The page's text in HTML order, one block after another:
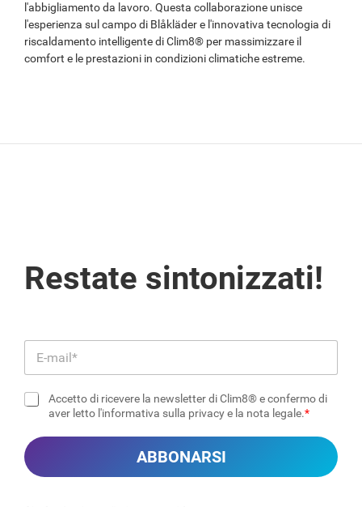
l'abbigliamento da lavoro. Questa collaborazione unisce
l'esperienza sul campo di Blåkläder e l'innovativa tecnologia di
riscaldamento intelligente di Clim8® per massimizzare il
comfort e le prestazioni in condizioni climatiche estreme.
Restate sintonizzati!
m
a
i
*
s
e
Accetto di ricevere la newsletter di Clim8® e confermo di
aver letto l'informativa sulla privacy e la nota legale.
ABBONARSI